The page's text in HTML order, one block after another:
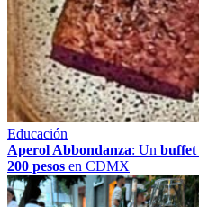
Educación
Aperol Abbondanza: Un buffet
200 pesos en CDMX